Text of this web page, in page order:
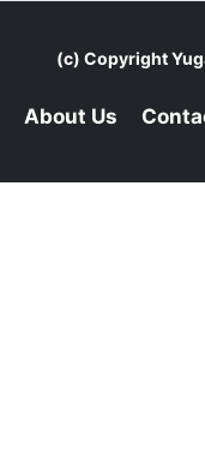
(c) Copyright
About Us